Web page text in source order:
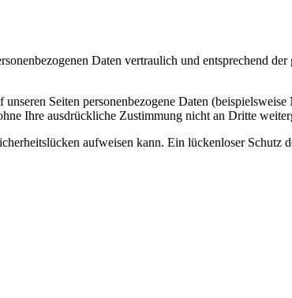
Daten vertraulich und entsprechend der
Seiten personenbezogene Daten
Ihre ausdrückliche Zustimmung nicht an Dritte
aufweisen kann. Ein lückenloser Schutz